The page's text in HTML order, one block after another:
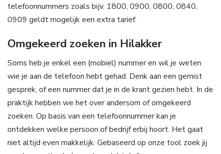
telefoonnummers zoals bijv. 1800, 0900, 0800, 0840,
0909 geldt mogelijk een extra tarief.
Omgekeerd zoeken in Hilakker
Soms heb je enkel een (mobiel) nummer en wil je weten
wie je aan de telefoon hebt gehad. Denk aan een gemist
gesprek, of een nummer dat je in de krant gezien hebt. In de
praktijk hebben we het over andersom of omgekeerd
zoeken. Op basis van een telefoonnummer kan je
ontdekken welke persoon of bedrijf erbij hoort. Het gaat
niet altijd even makkelijk. Gebaseerd op onze tool zoek jij